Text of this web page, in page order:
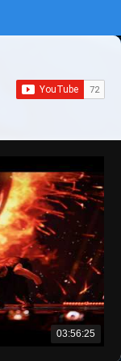
03:56:25